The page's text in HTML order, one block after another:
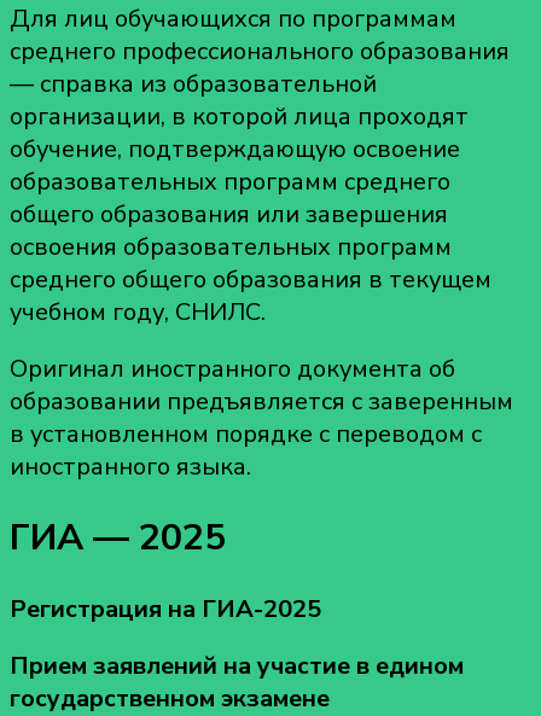
Для лиц обучающихся по программам
среднего профессионального образования
— справка из образовательной
организации, в которой лица проходят
обучение, подтверждающую освоение
образовательных программ среднего
общего образования или завершения
освоения образовательных программ
среднего общего образования в текущем
учебном году, СНИЛС.
Оригинал иностранного документа об
образовании предъявляется с заверенным
в установленном порядке с переводом с
иностранного языка.
ГИА — 2025
Регистрация на ГИА-2025
Прием заявлений на участие в едином
государственном экзамене